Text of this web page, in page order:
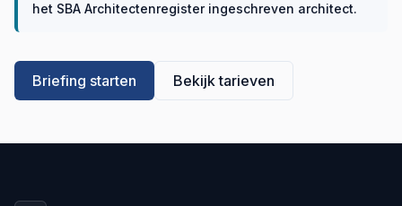
het SBA Architectenregister ingeschreven architect.
Briefing starten Bekijk tarieven